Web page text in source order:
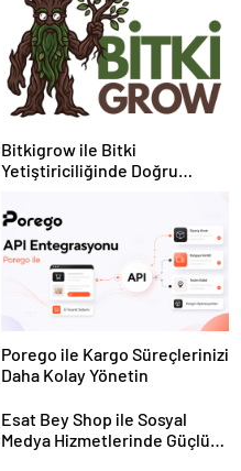
Bitkigrow ile Bitki
Yetiştiriciliğinde Doğru
Porego ile Kargo Süreçlerinizi
Daha Kolay Yönetin
Esat Bey Shop ile Sosyal
Medya Hizmetlerinde Güçlü